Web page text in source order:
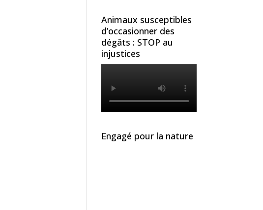
Animaux susceptibles
d’occasionner des
dégâts : STOP au
injustices
Engagé pour la nature